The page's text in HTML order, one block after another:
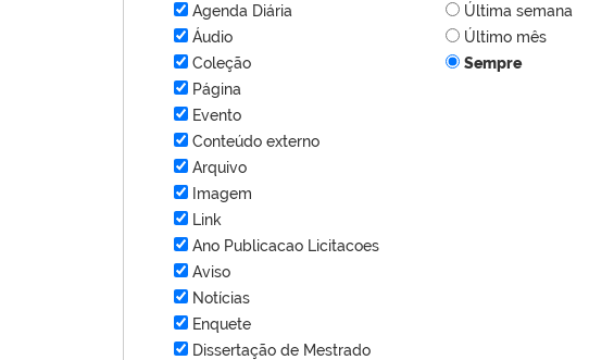
Agenda Diária
Áudio
Coleção
Página
Evento
Conteúdo externo
Arquivo
Imagem
Link
Ano Publicacao Licitacoes
Aviso
Notícias
Enquete
Dissertação de Mestrado
Última semana
Último mês
Sempre